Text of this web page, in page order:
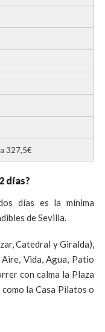
327,5€
días?
días es la mínima
de Sevilla.
Catedral y Giralda),
Vida, Agua, Patio
con calma la Plaza
la Casa Pilatos o